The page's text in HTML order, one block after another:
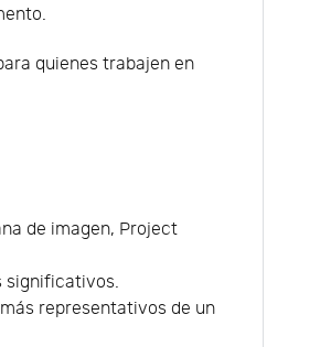
quienes trabajen en
de imagen, Project
significativos.
representativos de un